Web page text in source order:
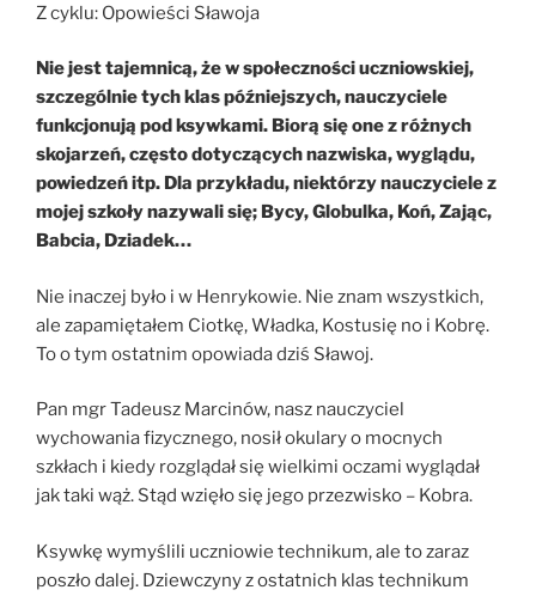
Z cyklu: Opowieści Sławoja
Nie jest tajemnicą, że w społeczności uczniowskiej,
szczególnie tych klas późniejszych, nauczyciele
funkcjonują pod ksywkami. Biorą się one z różnych
skojarzeń, często dotyczących nazwiska, wyglądu,
powiedzeń itp. Dla przykładu, niektórzy nauczyciele z
mojej szkoły nazywali się; Bycy, Globulka, Koń, Zając,
Babcia, Dziadek…
Nie inaczej było i w Henrykowie. Nie znam wszystkich,
ale zapamiętałem Ciotkę, Władka, Kostusię no i Kobrę.
To o tym ostatnim opowiada dziś Sławoj.
Pan mgr Tadeusz Marcinów, nasz nauczyciel
wychowania fizycznego, nosił okulary o mocnych
szkłach i kiedy rozglądał się wielkimi oczami wyglądał
jak taki wąż. Stąd wzięło się jego przezwisko – Kobra.
Ksywkę wymyślili uczniowie technikum, ale to zaraz
poszło dalej. Dziewczyny z ostatnich klas technikum